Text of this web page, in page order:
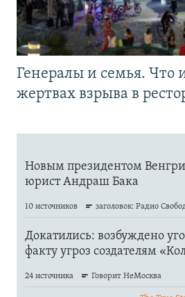
Генералы и семья. Что
жертвах взрыва в